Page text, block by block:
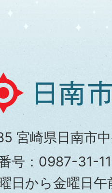
宮崎県日南市
号：0987-31-
日から金曜日